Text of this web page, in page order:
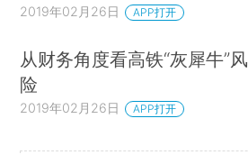
2019年02月26日 APP打开
从财务角度看高铁“灰犀牛”风
险
2019年02月26日 APP打开